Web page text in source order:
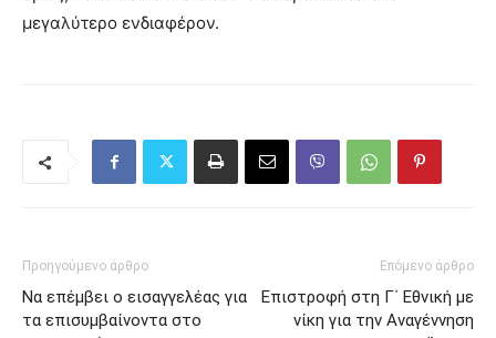
μεγαλύτερο ενδιαφέρον.
Προηγούμενο άρθρο
Να επέμβει ο εισαγγελέας για
τα επισυμβαίνοντα στο
Επόμενο άρθρο
Επιστροφή στη Γ΄ Εθνική με
νίκη για την Αναγέννηση